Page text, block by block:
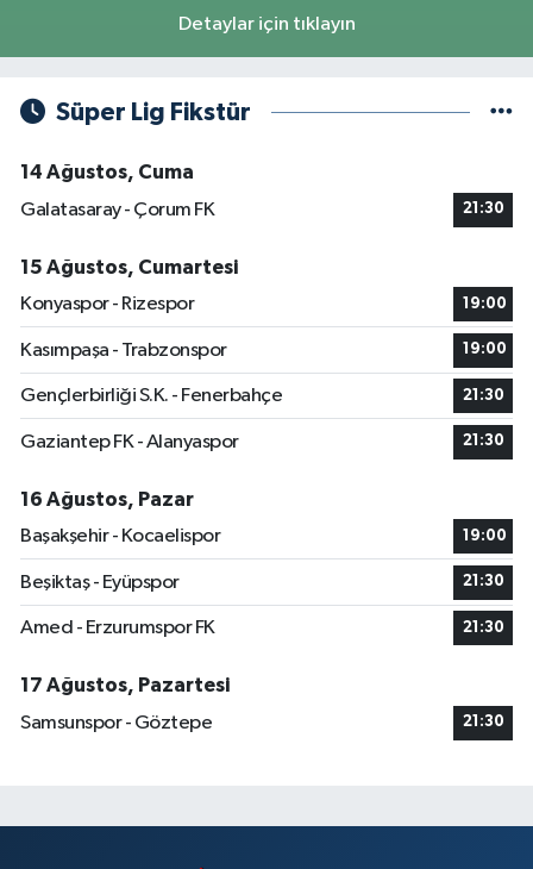
Detaylar için tıklayın
Süper Lig Fikstür
14 Ağustos, Cuma
Galatasaray - Çorum FK
21:30
15 Ağustos, Cumartesi
Konyaspor - Rizespor
19:00
Kasımpaşa - Trabzonspor 19:00
Gençlerbirliği S.K. - Fenerbahçe 21:30
Gaziantep FK - Alanyaspor 21:30
16 Ağustos, Pazar
Başakşehir - Kocaelispor
19:00
Beşiktaş - Eyüpspor 21:30
Amed - Erzurumspor FK 21:30
17 Ağustos, Pazartesi
Samsunspor - Göztepe
21:30